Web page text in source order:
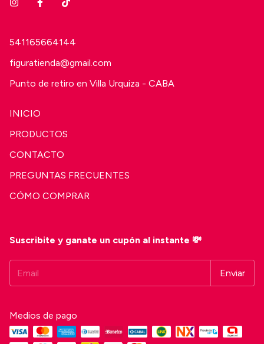
541165664144
figuratienda@gmail.com
Punto de retiro en Villa Urquiza - CABA
INICIO
PRODUCTOS
CONTACTO
PREGUNTAS FRECUENTES
CÓMO COMPRAR
Suscribite y ganate un cupón al instante 💸
Medios de pago